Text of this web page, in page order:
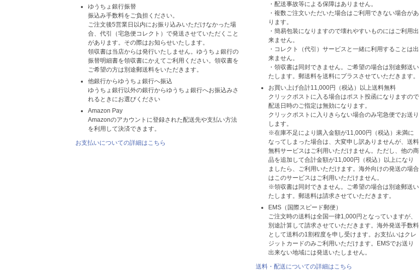
ゆうちょ銀行振替
振込み手数料をご負担ください。
ご注文後5営業日以内にお振り込みいただけなかった場
合、代引（宅急便コレクト）で発送させていただくこと
があります。その際はお知らせいたします。
領収書は当店からは発行いたしません。ゆうちょ銀行の
振替明細書を領収書にかえてご利用ください。領収書を
ご希望の方は別途郵送料をいただきます。
他銀行からゆうちょ銀行へ振込
ゆうちょ銀行以外の銀行からゆうちょ銀行へお振込みさ
れるときにお選びください
Amazon Pay
Amazonのアカウントに登録された配送先や支払い方法
を利用して決済できます。
お支払いについての詳細はこちら
・配送事故等による保障はありません。
・複数ご注文いただいた場合はご利用できない場合があ
ります。
・簡易包装になりますので壊れやすいものにはご利用出
来ません。
・コレクト（代引）サービスと一緒に利用することは出
来ません。
・領収書は同封できません。ご希望の場合は別途郵送い
たします。郵送料を送料にプラスさせていただきます。
お買い上げ合計11,000円（税込）以上送料無料
クリックポストに入る場合はポスト投函になりますので
配送日時のご指定は無効になります。
クリックポストに入りきらない場合のみ宅急便でお送り
します。
※在庫不足により購入金額が11,000円（税込）未満に
なってしまった場合は、大変申し訳ありませんが、送料
無料サービスはご利用いただけません。ただし、他の商
品を追加して合計金額が11,000円（税込）以上になり
ましたら、ご利用いただけます。海外向けの発送の場合
はこのサービスはご利用いただけません。
※領収書は同封できません。ご希望の場合は別途郵送い
たします。郵送料は請求させていただきます。
EMS（国際スピード郵便）
ご注文時の送料は全国一律1,000円となっていますが、
別途計算して請求させていただきます。海外発送手数料
として送料の1割程度を申し受けます。お支払いはクレ
ジットカードのみご利用いただけます。EMSでお送り
出来ない地域には発送いたしません。
送料・配送についての詳細はこちら